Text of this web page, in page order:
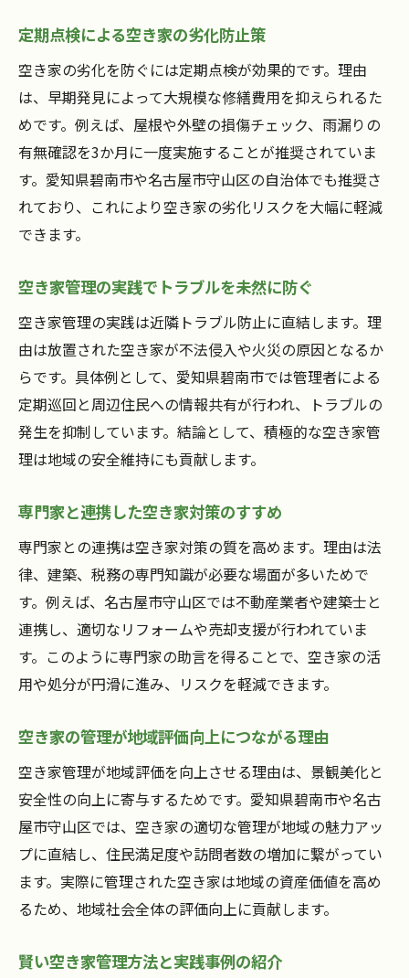
定期点検による空き家の劣化防止策
空き家の劣化を防ぐには定期点検が効果的です。理由
は、早期発見によって大規模な修繕費用を抑えられるた
めです。例えば、屋根や外壁の損傷チェック、雨漏りの
有無確認を3か月に一度実施することが推奨されていま
す。愛知県碧南市や名古屋市守山区の自治体でも推奨さ
れており、これにより空き家の劣化リスクを大幅に軽減
できます。
空き家管理の実践でトラブルを未然に防ぐ
空き家管理の実践は近隣トラブル防止に直結します。理
由は放置された空き家が不法侵入や火災の原因となるか
らです。具体例として、愛知県碧南市では管理者による
定期巡回と周辺住民への情報共有が行われ、トラブルの
発生を抑制しています。結論として、積極的な空き家管
理は地域の安全維持にも貢献します。
専門家と連携した空き家対策のすすめ
専門家との連携は空き家対策の質を高めます。理由は法
律、建築、税務の専門知識が必要な場面が多いためで
す。例えば、名古屋市守山区では不動産業者や建築士と
連携し、適切なリフォームや売却支援が行われていま
す。このように専門家の助言を得ることで、空き家の活
用や処分が円滑に進み、リスクを軽減できます。
空き家の管理が地域評価向上につながる理由
空き家管理が地域評価を向上させる理由は、景観美化と
安全性の向上に寄与するためです。愛知県碧南市や名古
屋市守山区では、空き家の適切な管理が地域の魅力アッ
プに直結し、住民満足度や訪問者数の増加に繋がってい
ます。実際に管理された空き家は地域の資産価値を高め
るため、地域社会全体の評価向上に貢献します。
賢い空き家管理方法と実践事例の紹介